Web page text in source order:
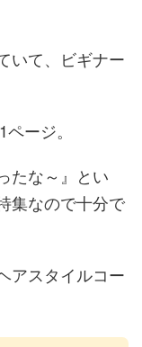
いて、ビギナー
ージ。
たな～』とい
集なので十分で
アスタイルコー